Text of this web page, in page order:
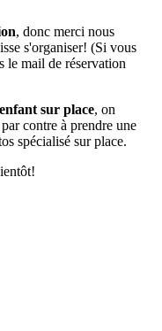
, donc merci nous
s'organiser! (Si vous
le mail de réservation
sur place, on
contre à prendre une
spécialisé sur place.